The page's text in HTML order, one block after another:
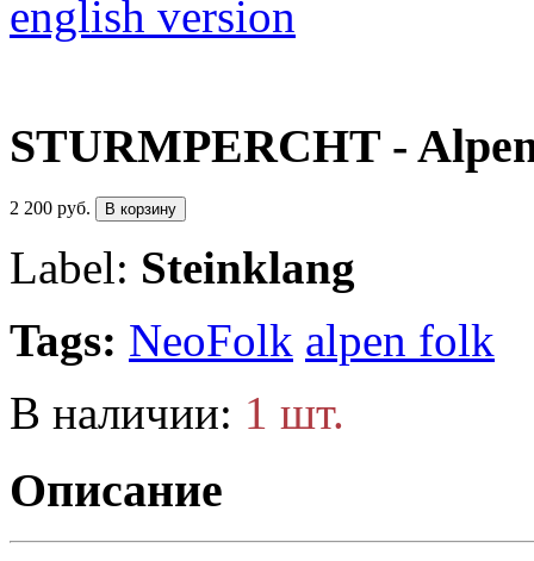
english version
STURMPERCHT -
2 200 руб. В корзину
Label: Steinklang
Tags: NeoFolk alpen folk
В наличии: 1 шт.
Описание